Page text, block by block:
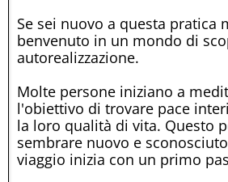
Se sei nuovo a questa pratica
benvenuto in un mondo di
autorealizzazione.
Molte persone iniziano a
l'obiettivo di trovare pace
la loro qualità di vita. Questo
sembrare nuovo e
viaggio inizia con un primo